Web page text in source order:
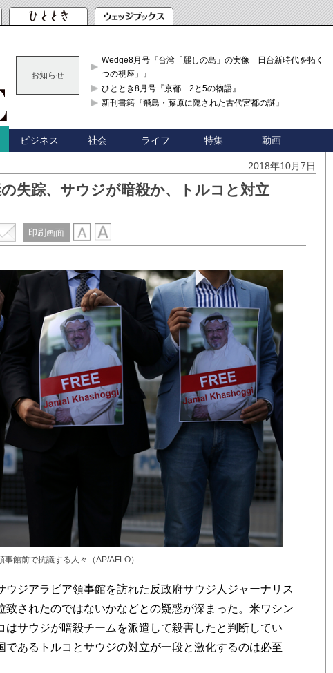
お知らせ
Wedge8月号『台湾「麗しの島」の実像 日台新時代を拓く「3
つの視座」』
ひととき8月号『京都 2と5の物語』
新刊書籍『飛鳥・藤原に隠された古代宮都の謎』
ビジネス 社会 ライフ 特集 動画
2018年10月7日
失踪、サウジが暗殺か、トルコと対立
印刷画面
館前で抗議する人々（AP/AFLO）
ジアラビア領事館を訪れた反政府サウジ人ジャーナリス
致されたのではないかなどとの疑惑が深まった。米ワシン
はサウジが暗殺チームを派遣して殺害したと判断してい
であるトルコとサウジの対立が一段と激化するのは必至